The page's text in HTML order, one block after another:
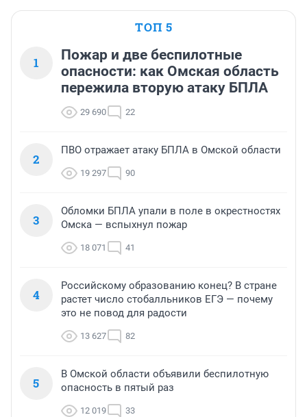
ТОП 5
1
Пожар и две беспилотные
опасности: как Омская область
пережила вторую атаку БПЛА
29 690 22
2
ПВО отражает атаку БПЛА в Омской области
19 297 90
3
Обломки БПЛА упали в поле в окрестностях
Омска — вспыхнул пожар
18 071 41
4
Российскому образованию конец? В стране
растет число стобалльников ЕГЭ — почему
это не повод для радости
13 627 82
5
В Омской области объявили беспилотную
опасность в пятый раз
12 019 33